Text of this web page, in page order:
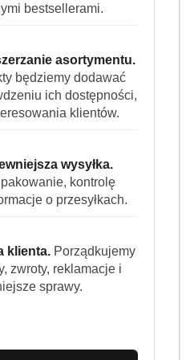
OPINIE
(0)
ZADAJ
PYTANIE
o
bestsellerami.
asortymentu.
będziemy dodawać
ich dostępności,
klientów.
wysyłka.
kontrolę
o przesyłkach.
klienta.Porządkujemy
zwroty, reklamacje i
sprawy.